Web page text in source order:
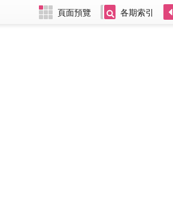
頁面預覽 各期索引